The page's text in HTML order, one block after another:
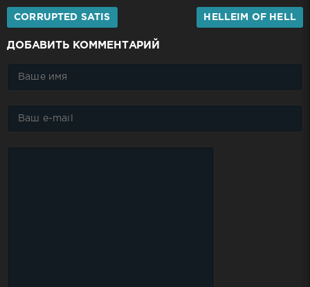
CORRUPTED SATIS HELLEIM OF HELL
ДОБАВИТЬ КОММЕНТАРИЙ